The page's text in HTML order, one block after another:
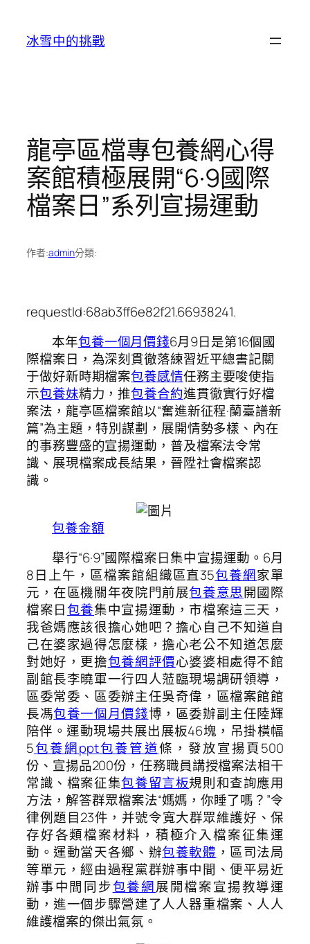
冰雪中的挑戰
龍亭區檔專包養網心得
案館積極展開“6·9國際
檔案日”系列宣揚運動
作者:admin分類:
requestId:68ab3ff6e82f21.66938241.
本年包養一個月價錢6月9日是第16個國
際檔案日，為深刻貫徹落練習近平總書記關
于做好新時期檔案包養感情任務主要唆使指
示包養妹精力，推包養合約進貫徹實行好檔
案法，龍亭區檔案館以“奮進新征程·蘭臺譜新
篇”為主題，特別謀劃，展開情勢多樣、內在
的事務豐盛的宣揚運動，普及檔案法令常
識、展現檔案成長結果，晉陞社會檔案認
識。
包養金額
舉行“6·9”國際檔案日集中宣揚運動。 6月
8日上午，區檔案館組織區直35包養網家單
元，在區機關年夜院門前展包養意思開國際
檔案日包養集中宣揚運動，市檔案這三天，
我爸媽應該很擔心她吧？擔心自己不知道自
己在婆家過得怎麼樣，擔心老公不知道怎麼
對她好，更擔包養網評價心婆婆相處得不館
副館長李曉軍一行四人蒞臨現場調研領導，
區委常委、區委辦主任吳奇偉，區檔案館館
長馮包養一個月價錢博，區委辦副主任陸輝
陪伴。運動現場共展出展板46塊，吊掛橫幅
5包養網ppt包養管道條，發放宣揚頁500
份、宣揚品200份，任務職員講授檔案法相干
常識、檔案征集包養留言板規則和查詢應用
方法，解答群眾檔案法“媽媽，你睡了嗎？”令
律例題目23件，并號令寬大群眾維護好、保
存好各類檔案材料，積極介入檔案征集運
動。運動當天各鄉、辦包養軟體 ，區司法局
等單元，經由過程黨群辦事中間、便平易近
辦事中間同步包養網展開檔案宣揚教導運
動，進一個步驟營建了人人器重檔案、人人
維護檔案的傑出氣氛。